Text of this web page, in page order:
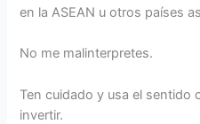
en la ASEAN u otros países
No me malinterpretes.
Ten cuidado y usa el sentido
invertir.